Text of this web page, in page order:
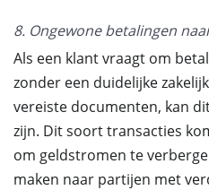
8. Ongewone betalingen
Als een klant vraagt om
zonder een duidelijke
vereiste documenten, kan
zijn. Dit soort transacties
om geldstromen te
maken naar partijen met